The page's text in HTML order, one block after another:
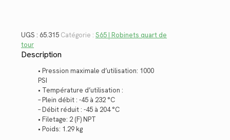
UGS : 65.315 Catégorie : S65 | Robinets quart de
tour
Description
• Pression maximale d’utilisation: 1000
PSI
• Température d’utilisation :
– Plein débit : -45 à 232 °C
– Débit réduit : -45 à 204 °C
• Filetage: 2 (F) NPT
• Poids: 1.29 kg